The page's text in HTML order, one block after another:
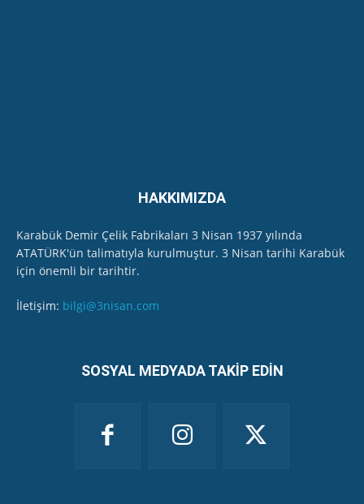
HAKKIMIZDA
Karabük Demir Çelik Fabrikaları 3 Nisan 1937 yılında
ATATÜRK'ün talimatıyla kurulmuştur. 3 Nisan tarihi Karabük
için önemli bir tarihtir.
İletişim: bilgi@3nisan.com
SOSYAL MEDYADA TAKİP EDİN